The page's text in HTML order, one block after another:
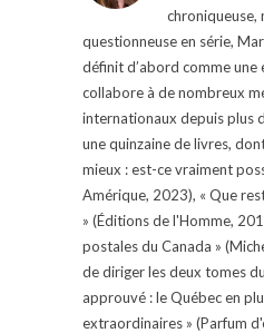
chroniqueuse,
questionneuse en série,
définit d’abord comme une
collabore à de nombreux
internationaux depuis plus
une quinzaine de livres,
mieux : est-ce vraiment
Amérique, 2023), « Que
» (Éditions de l'Homme,
postales du Canada »
de diriger les deux tomes
approuvé : le Québec en
extraordinaires » (Parfum